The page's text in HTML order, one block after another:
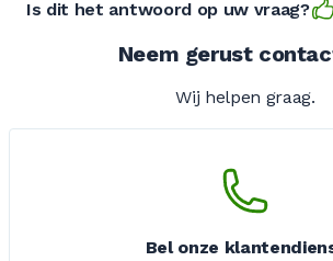
Is dit het antwoord op uw vraag?
Neem gerust
Wij helpen graag.
Bel onze